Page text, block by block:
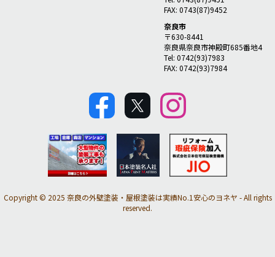
FAX: 0743(87)9452
奈良市
〒630-8441
奈良県奈良市神殿町685番地4
Tel: 0742(93)7983
FAX: 0742(93)7984
Copyright © 2025 奈良の外壁塗装・屋根塗装は実績No.1安心のヨネヤ - All rights
reserved.